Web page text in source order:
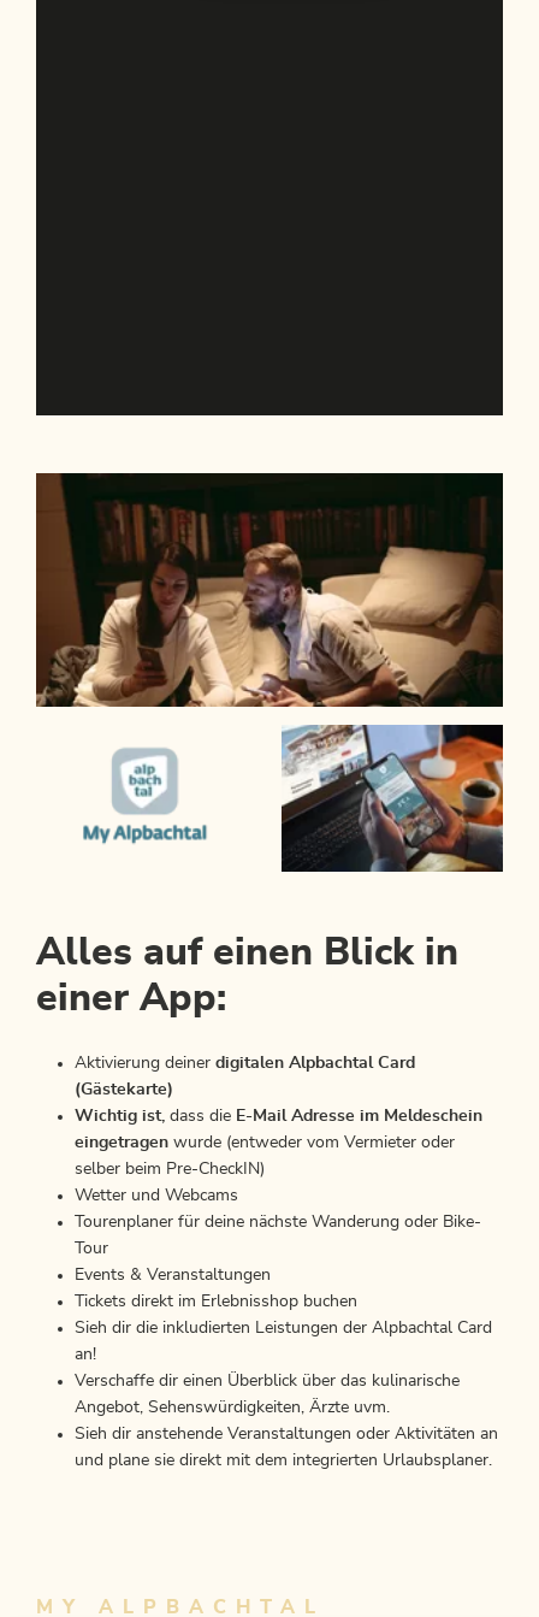
Alles auf einen Blick in
einer App:
Aktivierung deiner digitalen Alpbachtal Card
(Gästekarte)
Wichtig ist, dass die E-Mail Adresse im Meldeschein
eingetragen wurde (entweder vom Vermieter oder
selber beim Pre-CheckIN)
Wetter und Webcams
Tourenplaner für deine nächste Wanderung oder Bike-
Tour
Events & Veranstaltungen
Tickets direkt im Erlebnisshop buchen
Sieh dir die inkludierten Leistungen der Alpbachtal Card
an!
Verschaffe dir einen Überblick über das kulinarische
Angebot, Sehenswürdigkeiten, Ärzte uvm.
Sieh dir anstehende Veranstaltungen oder Aktivitäten an
und plane sie direkt mit dem integrierten Urlaubsplaner.
MY ALPBACHTAL